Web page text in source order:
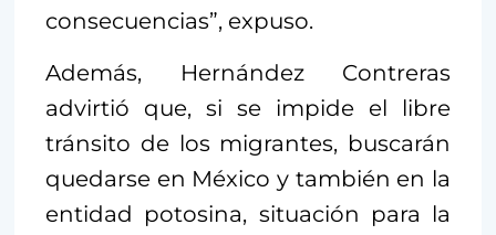
consecuencias”, expuso.
Además, Hernández Contreras
advirtió que, si se impide el libre
tránsito de los migrantes, buscarán
quedarse en México y también en la
entidad potosina, situación para la